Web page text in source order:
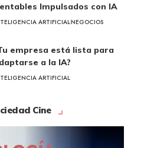
Impulsados con IA
ARTIFICIALNEGOCIOS
empresa está lista para
a la IA?
ARTIFICIAL
Cine